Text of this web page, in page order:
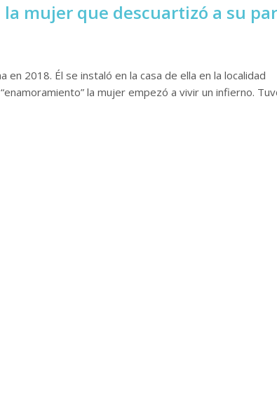
mujer que descuartizó a su
en 2018. Él se instaló en la casa de ella en la localidad
la mujer empezó a vivir un infierno.